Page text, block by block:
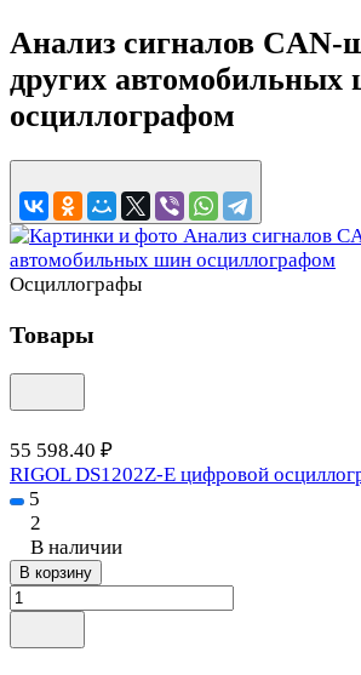
Анализ сигналов
других автомобильных
осциллографом
Осциллографы
Товары
55 598.40 ₽
RIGOL DS1202Z-E цифровой
5
2
В наличии
В корзину